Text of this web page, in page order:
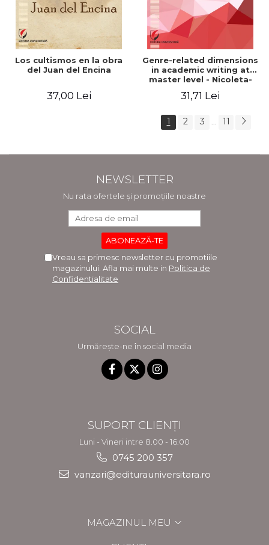
Los cultismos en la obra
del Juan del Encina
37,00 Lei
Genre-related dimensions
in academic writing at
master level - Nicoleta-
31,71 Lei
1 2 3 ... 11
NEWSLETTER
Nu rata ofertele și promoțiile noastre
Vreau sa primesc newsletter cu promotiile
magazinului. Afla mai multe in Politica de
Confidentialitate
SOCIAL
Urmărește-ne în social media
SUPORT CLIENȚI
Luni - Vineri intre 8.00 - 16.00
0745 200 357
vanzari@editurauniversitara.ro
MAGAZINUL MEU